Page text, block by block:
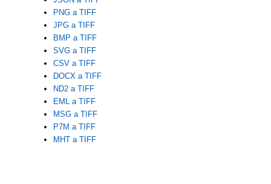
PNG a TIFF
JPG a TIFF
BMP a TIFF
SVG a TIFF
CSV a TIFF
DOCX a TIFF
ND2 a TIFF
EML a TIFF
MSG a TIFF
P7M a TIFF
MHT a TIFF